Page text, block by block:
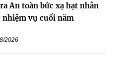
An toàn bức xạ hạt nhân
nhiệm vụ cuối năm
2026